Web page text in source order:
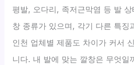
평발, 오다리, 족저근막염 등 발
창 종류가 있으며, 각기 다른 특징
인천 업체별 제품도 차이가 커서
니다. 내 발에 맞는 깔창은 무엇일